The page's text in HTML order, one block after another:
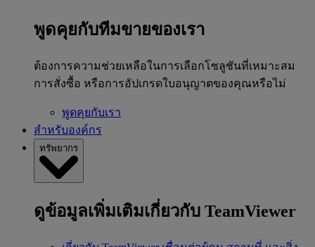
พูดคุยกับทีมขายของเรา
ต้องการความช่วยเหลือในการเลือกโซลูชันที่เหมาะสม
การสั่งซื้อ หรือการอัปเกรดใบอนุญาตของคุณหรือไม่
พูดคุยกับเรา
สำหรับองค์กร
ทรัพยากร
ดูข้อมูลเพิ่มเติมเกี่ยวกับ TeamViewer